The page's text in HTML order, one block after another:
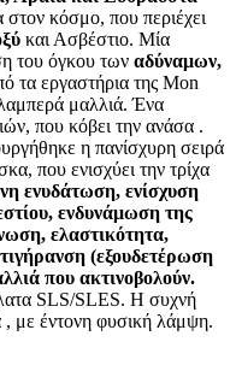
κόσμο, που περιέχει
και Ασβέστιο. Μία
του όγκου των αδύναμων,
τα εργαστήρια της Mon
μαλλιά. Ένα
που κόβει την ανάσα .
η πανίσχυρη σειρά
που ενισχύει την τρίχα
ενυδάτωση, ενίσχυση
ενδυνάμωση της
ελαστικότητα,
(εξουδετέρωση
που ακτινοβολούν.
SLS/SLES. Η συχνή
, με έντονη φυσική λάμψη.